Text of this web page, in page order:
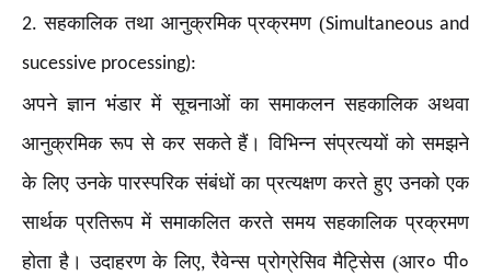
2.सहकालिक तथा आनुक्रमिक प्रक्रमण (Simultaneous and
sucessive processing):
अपने ज्ञान भंडार में सूचनाओं का समाकलन सहकालिक अथवा
आनुक्रमिक रूप से कर सकते हैं। विभिन्न संप्रत्ययों को समझने
के लिए उनके पारस्परिक संबंधों का प्रत्यक्षण करते हुए उनको एक
सार्थक प्रतिरूप में समाकलित करते समय सहकालिक प्रक्रमण
होता है। उदाहरण के लिए,रैवेन्स प्रोग्रेसिव मैट्सेिस (आर० पी०